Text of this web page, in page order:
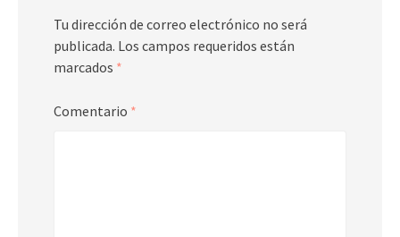
Tu dirección de correo electrónico no será
publicada. Los campos requeridos están
marcados *
Comentario *